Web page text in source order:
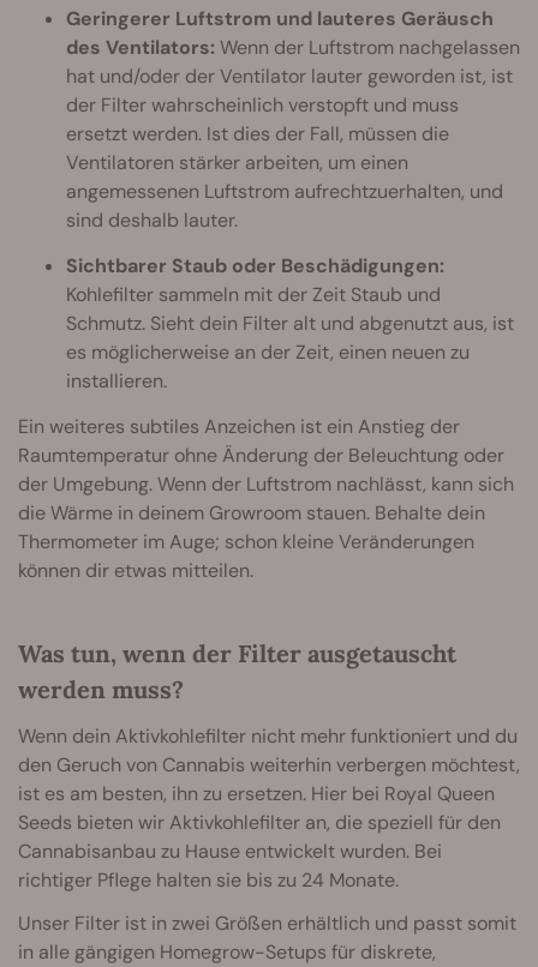
Geringerer Luftstrom und lauteres Geräusch
des Ventilators: Wenn der Luftstrom nachgelassen
hat und/oder der Ventilator lauter geworden ist, ist
der Filter wahrscheinlich verstopft und muss
ersetzt werden. Ist dies der Fall, müssen die
Ventilatoren stärker arbeiten, um einen
angemessenen Luftstrom aufrechtzuerhalten, und
sind deshalb lauter.
Sichtbarer Staub oder Beschädigungen:
Kohlefilter sammeln mit der Zeit Staub und
Schmutz. Sieht dein Filter alt und abgenutzt aus, ist
es möglicherweise an der Zeit, einen neuen zu
installieren.
Ein weiteres subtiles Anzeichen ist ein Anstieg der
Raumtemperatur ohne Änderung der Beleuchtung oder
der Umgebung. Wenn der Luftstrom nachlässt, kann sich
die Wärme in deinem Growroom stauen. Behalte dein
Thermometer im Auge; schon kleine Veränderungen
können dir etwas mitteilen.
Was tun, wenn der Filter ausgetauscht
werden muss?
Wenn dein Aktivkohlefilter nicht mehr funktioniert und du
den Geruch von Cannabis weiterhin verbergen möchtest,
ist es am besten, ihn zu ersetzen. Hier bei Royal Queen
Seeds bieten wir Aktivkohlefilter an, die speziell für den
Cannabisanbau zu Hause entwickelt wurden. Bei
richtiger Pflege halten sie bis zu 24 Monate.
Unser Filter ist in zwei Größen erhältlich und passt somit
in alle gängigen Homegrow-Setups für diskrete,